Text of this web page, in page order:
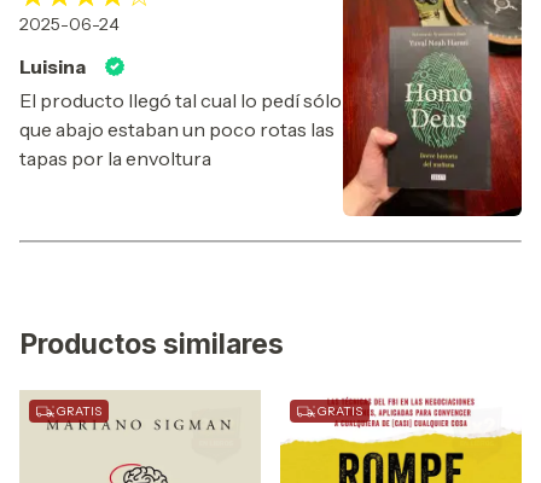
2025-06-24
Luisina
El producto llegó tal cual lo pedí sólo
que abajo estaban un poco rotas las
tapas por la envoltura
Productos similares
GRATIS GRATIS